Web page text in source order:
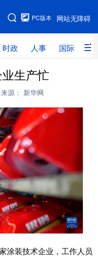
网站无障碍
PC版本
时政 人事 国际 财
时政
网评
全球连线 教育
量子
健康
图片 政务
金融 汽车
信息化 数字经济
生产忙
来源： 新华网
装技术企业，工作人员